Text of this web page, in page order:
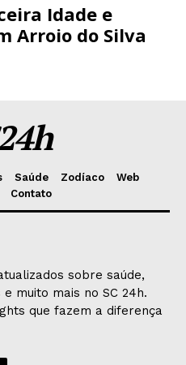
Idade e
Arroio do Silva
Saúde Zodíaco
Web
Contato
sobre saúde,
muito mais no SC 24h.
que fazem a diferença